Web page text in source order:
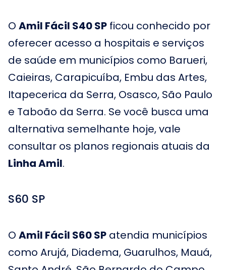
O Amil Fácil S40 SP ficou conhecido por
oferecer acesso a hospitais e serviços
de saúde em municípios como Barueri,
Caieiras, Carapicuíba, Embu das Artes,
Itapecerica da Serra, Osasco, São Paulo
e Taboão da Serra. Se você busca uma
alternativa semelhante hoje, vale
consultar os planos regionais atuais da
Linha Amil.
S60 SP
O Amil Fácil S60 SP atendia municípios
como Arujá, Diadema, Guarulhos, Mauá,